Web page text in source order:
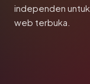
independen untuk
web terbuka.